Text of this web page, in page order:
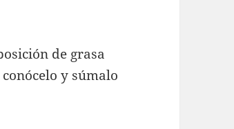
de grasa
y súmalo